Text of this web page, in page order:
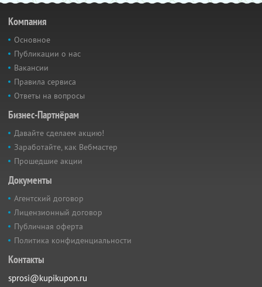
Компания
Основное
Публикации о нас
Вакансии
Правила сервиса
Ответы на вопросы
Бизнес-Партнёрам
Давайте сделаем акцию!
Заработайте, как Вебмастер
Прошедшие акции
Документы
Агентский договор
Лицензионный договор
Публичная оферта
Политика конфиденциальности
Контакты
sprosi@kupikupon.ru